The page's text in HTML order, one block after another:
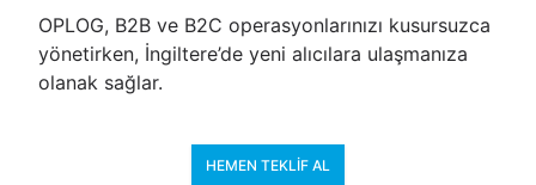
OPLOG, B2B ve B2C operasyonlarınızı kusursuzca
yönetirken, İngiltere’de yeni alıcılara ulaşmanıza
olanak sağlar.
HEMEN TEKLIF AL